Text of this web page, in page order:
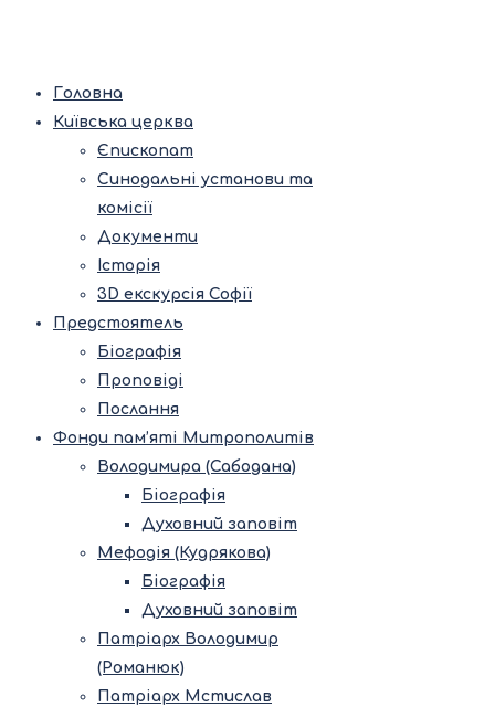
Головна
Київська церква
Єпископат
Синодальні установи та
комісії
Документи
Історія
3D екскурсія Софії
Предстоятель
Біографія
Проповіді
Послання
Фонди пам’яті Митрополитів
Володимира (Сабодана)
Біографія
Духовний заповіт
Мефодія (Кудрякова)
Біографія
Духовний заповіт
Патріарх Володимир
(Романюк)
Патріарх Мстислав